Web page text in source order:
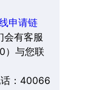
申请链
会有客服
）与您联
：40066